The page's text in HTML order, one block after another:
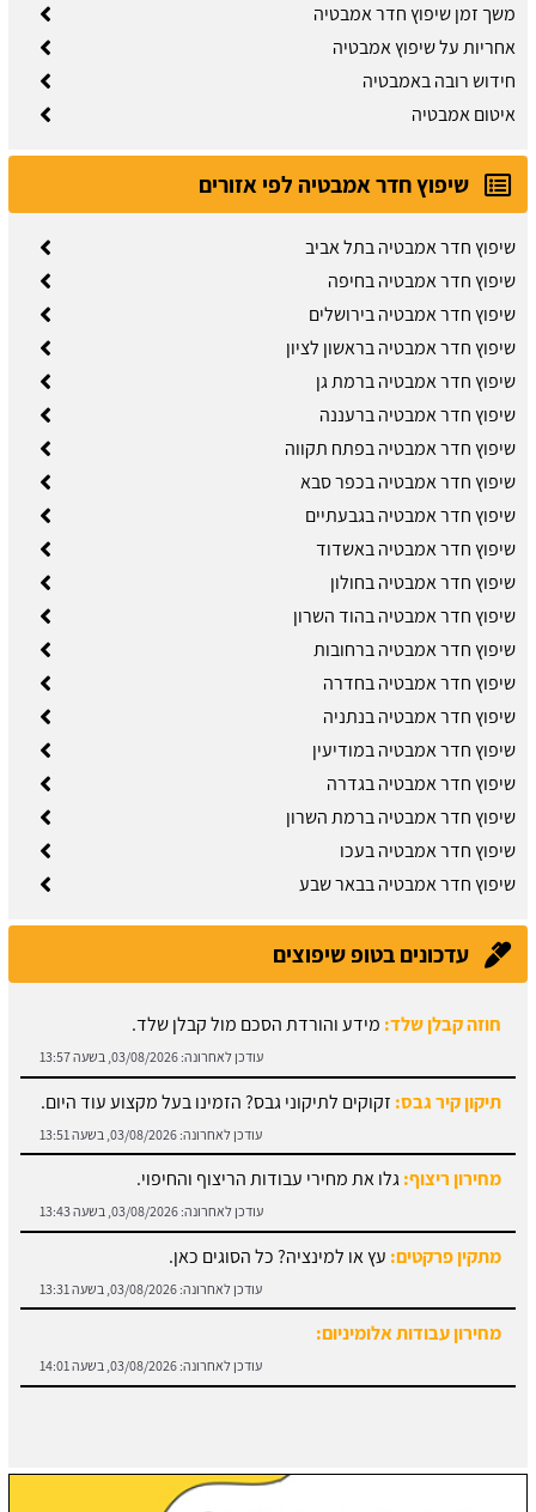
משך זמן שיפוץ חדר אמבטיה
אחריות על שיפוץ אמבטיה
חידוש רובה באמבטיה
איטום אמבטיה
שיפוץ חדר אמבטיה לפי אזורים
שיפוץ חדר אמבטיה בתל אביב
שיפוץ חדר אמבטיה בחיפה
שיפוץ חדר אמבטיה בירושלים
שיפוץ חדר אמבטיה בראשון לציון
שיפוץ חדר אמבטיה ברמת גן
שיפוץ חדר אמבטיה ברעננה
שיפוץ חדר אמבטיה בפתח תקווה
שיפוץ חדר אמבטיה בכפר סבא
שיפוץ חדר אמבטיה בגבעתיים
שיפוץ חדר אמבטיה באשדוד
שיפוץ חדר אמבטיה בחולון
שיפוץ חדר אמבטיה בהוד השרון
שיפוץ חדר אמבטיה ברחובות
שיפוץ חדר אמבטיה בחדרה
שיפוץ חדר אמבטיה בנתניה
שיפוץ חדר אמבטיה במודיעין
שיפוץ חדר אמבטיה בגדרה
שיפוץ חדר אמבטיה ברמת השרון
שיפוץ חדר אמבטיה בעכו
שיפוץ חדר אמבטיה בבאר שבע
עדכונים בטופ שיפוצים
עודכן לאחרונה: 03/08/2026, בשעה 13:57
תיקון קיר גבס:זקוקים לתיקוני גבס? הזמינו בעל מקצוע עוד היום.
עודכן לאחרונה:03/08/2026, בשעה 13:51
מחירון ריצוף:גלו את מחירי עבודות הריצוף והחיפוי.
עודכן לאחרונה:03/08/2026, בשעה 13:43
מתקין פרקטים:עץ או למינציה? כל הסוגים כאן.
עודכן לאחרונה:03/08/2026, בשעה 13:31
מחירון עבודות אלומיניום: